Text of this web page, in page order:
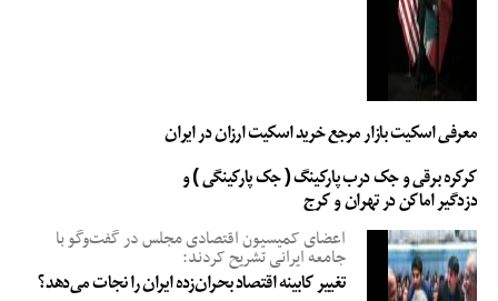
معرفی اسکیت بازار مرجع خرید اسکیت ارزان در ایران
کرکره برقی و جک درب پارکینگ ( جک پارکینگی ) و
دزدگیر اماکن در تهران و کرج
اعضای کمیسیون اقتصادی مجلس در گفت‌وگو با
جامعه ایرانی تشریح کردند:
تغییر کابینه اقتصاد بحران‌زده ایران را نجات می‌دهد؟